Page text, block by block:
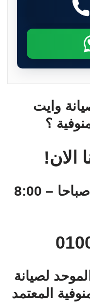
وايت
؟
الان!
(مواعيد العمل 9:00 صباحا – 8:00
لصيانة
المعتمد